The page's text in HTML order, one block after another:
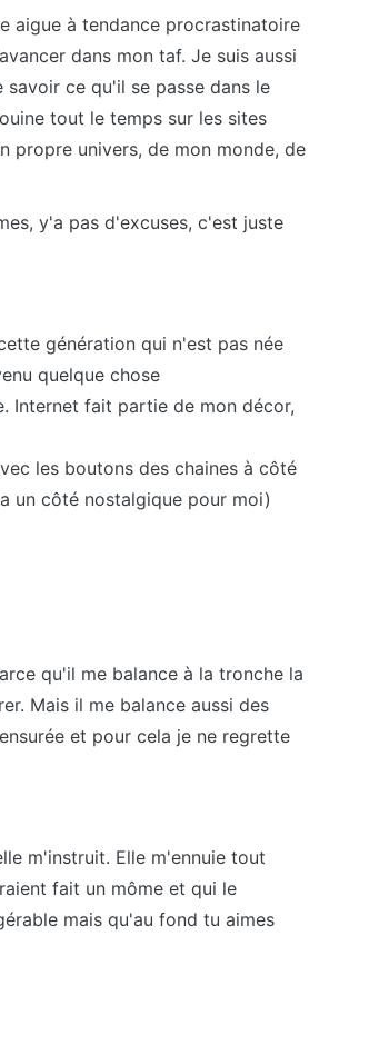
aigue à tendance procrastinatoire
dans mon taf. Je suis aussi
ce qu'il se passe dans le
tout le temps sur les sites
propre univers, de mon monde, de
y'a pas d'excuses, c'est juste
génération qui n'est pas née
quelque chose
Internet fait partie de mon décor,
les boutons des chaines à côté
un côté nostalgique pour moi)
qu'il me balance à la tronche la
Mais il me balance aussi des
et pour cela je ne regrette
m'instruit. Elle m'ennuie tout
fait un môme et qui le
mais qu'au fond tu aimes